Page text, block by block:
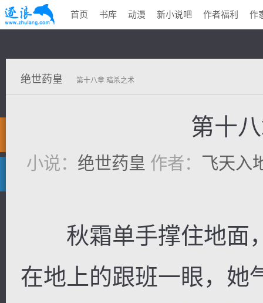
首页 书库 动漫 新小说吧 作者福利 作
绝世药皇 第十八章 暗杀之术
第十
小说： 绝世药皇 作者： 飞天入
秋霜单手撑住地面
在地上的跟班一眼，她